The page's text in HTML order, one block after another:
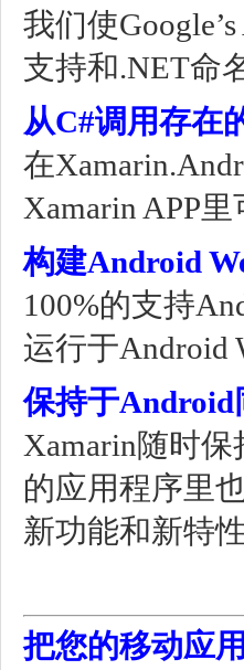
我们使
支持和.NET命
从C#调用存在
在
Xamarin APP
构建Android
100%的支持
运行于Android
保持于Android
Xamarin随时
的应用程序里
新功能和新特性
把您的移动应